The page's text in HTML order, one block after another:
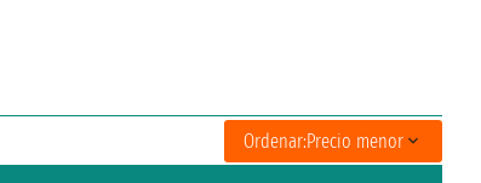
Ordenar:Precio menor